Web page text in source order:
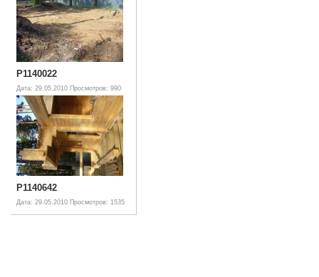
P1140022
Дата: 29.05.2010 Просмотров: 990
P1140642
Дата: 29.05.2010 Просмотров: 1535